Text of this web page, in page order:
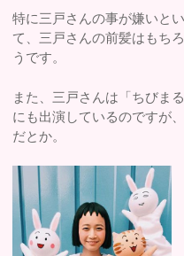
特に三戸さんの事が嫌いと
て、三戸さんの前髪はもち
うです。
また、三戸さんは「ちびま
にも出演しているのですが
だとか。